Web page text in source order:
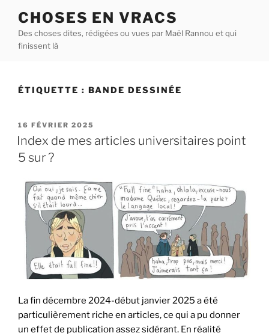
contenu
principal
CHOSES EN VRACS
Des choses dites, rédigées ou vues par Maël Rannou et qui
finissent là
ÉTIQUETTE : BANDE DESSINÉE
PUBLIÉ
LE
16 FÉVRIER 2025
Index de mes articles universitaires point
5 sur ?
La fin décembre 2024-début janvier 2025 a été
particulièrement riche en articles, ce qui a pu donner
un effet de publication assez sidérant. En réalité